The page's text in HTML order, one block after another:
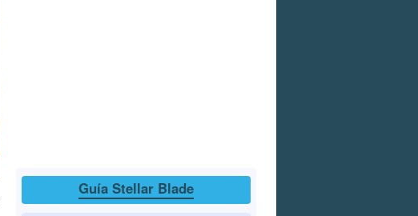
Guía Stellar Blade